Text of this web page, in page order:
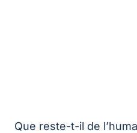
Que reste-t-il de